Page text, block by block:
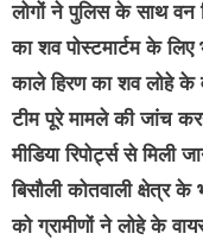
लोगों ने पुलिस के साथ वन
का शव पोस्टमार्टम के लिए
काले हिरण का शव लोहे के
टीम पूरे मामले की जांच
मीडिया रिपोर्ट्स से
बिसौली कोतवाली क्षेत्र
को ग्रामीणों ने लोहे के